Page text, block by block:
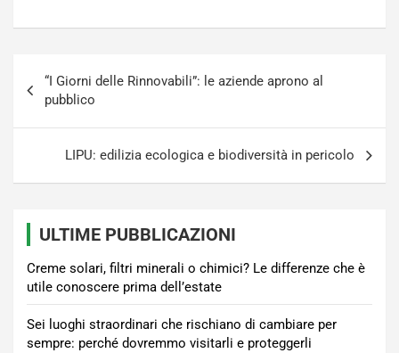
articoli
“I Giorni delle Rinnovabili”: le aziende aprono al
pubblico
LIPU: edilizia ecologica e biodiversità in pericolo
ULTIME PUBBLICAZIONI
Creme solari, filtri minerali o chimici? Le differenze che è
utile conoscere prima dell’estate
Sei luoghi straordinari che rischiano di cambiare per
sempre: perché dovremmo visitarli e proteggerli